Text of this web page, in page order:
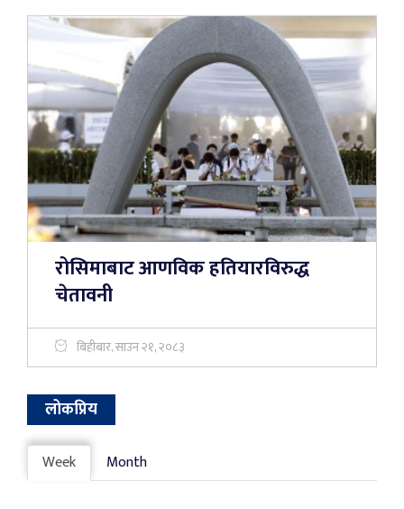
रोसिमाबाट आणविक हतियारविरुद्ध
चेतावनी
बिहीबार, साउन २१, २०८३
लोकप्रिय
Week Month